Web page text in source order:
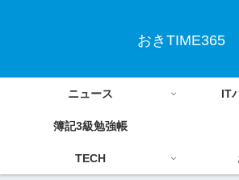
おきTIME365
ニュース IT
簿記3級勉強帳
TECH